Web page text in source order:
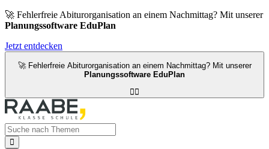
🚀 Fehlerfreie Abiturorganisation an einem Nachmittag? Mit unserer
Planungssoftware EduPlan
Jetzt entdecken
🚀 Fehlerfreie Abiturorganisation an einem Nachmittag? Mit unserer
Planungssoftware EduPlan

